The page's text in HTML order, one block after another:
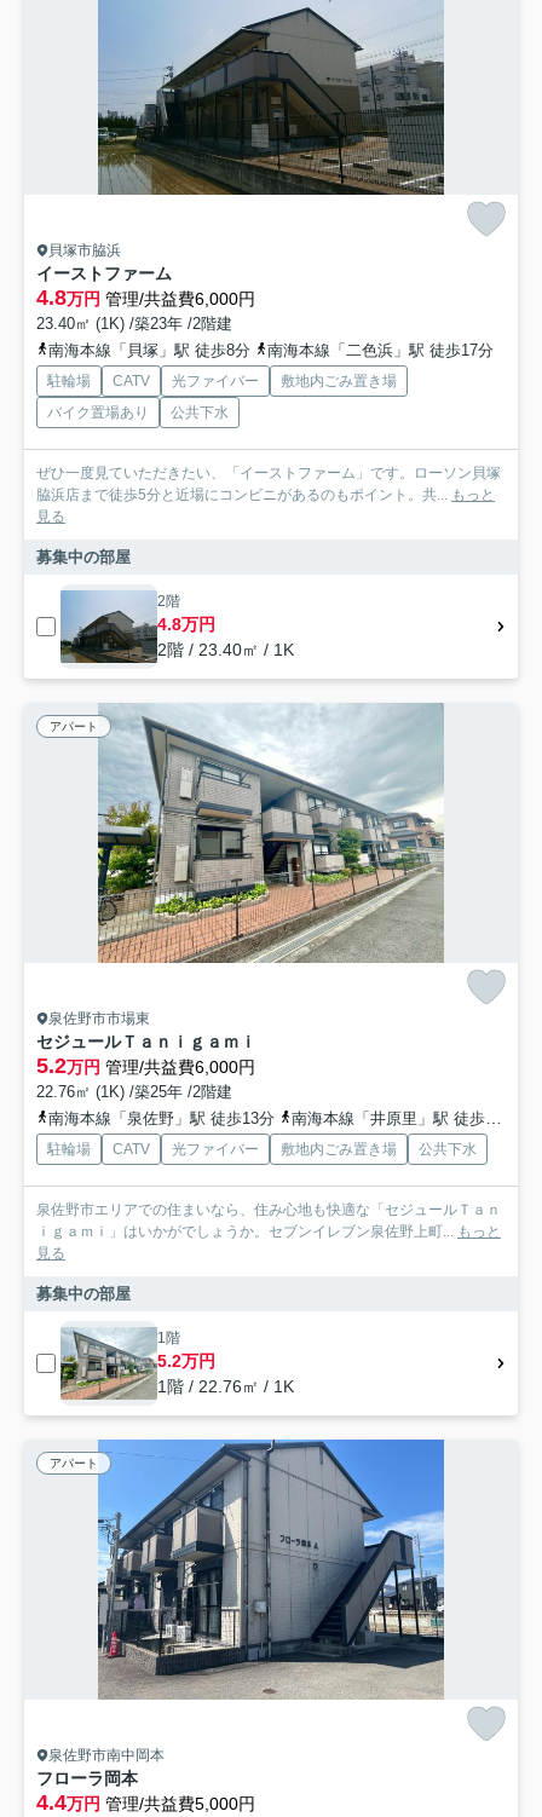
貝塚市脇浜
イーストファーム
4.8万円 管理/共益費6,000円
23.40㎡ (1K) /築23年 /2階建
南海本線「貝塚」駅 徒歩8分
南海本線「二色浜」駅 徒歩17分
駐輪場 CATV 光ファイバー
敷地内ごみ置き場
バイク置場あり
公共下水
ぜひ一度見ていただきたい、「イーストファーム」です。ローソン貝塚
脇浜店まで徒歩5分と近場にコンビニがあるのもポイント。共... もっと
見る
募集中の部屋
2階
4.8万円
2階 / 23.40㎡ / 1K
アパート
泉佐野市市場東
セジュールＴａｎｉｇａｍｉ
5.2万円 管理/共益費6,000円
22.76㎡ (1K) /築25年 /2階建
南海本線「泉佐野」駅 徒歩13分
南海本線「井原里」駅 徒歩25分
駐輪場 CATV 光ファイバー 敷地内ごみ置き場 公共下水
泉佐野市エリアでの住まいなら、住み心地も快適な「セジュールＴａｎ
ｉｇａｍｉ」はいかがでしょうか。セブンイレブン泉佐野上町... もっと
見る
募集中の部屋
1階
5.2万円
1階 / 22.76㎡ / 1K
アパート
泉佐野市南中岡本
フローラ岡本
4.4万円 管理/共益費5,000円